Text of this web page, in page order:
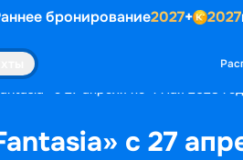
бронирование2027+ 2027
с 27 апреля по 4 мая 2028
с 27